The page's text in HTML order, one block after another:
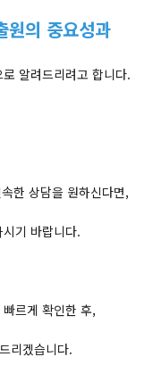
원의 중요성과
알려드리려고 합니다.
한 상담을 원하신다면,
기 바랍니다.
르게 확인한 후,
리겠습니다.